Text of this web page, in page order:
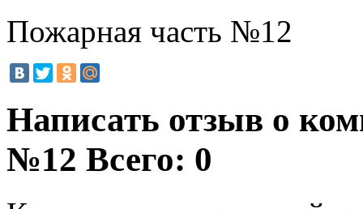
Пожарная часть №12
Написать отзыв о
№12 Всего: 0